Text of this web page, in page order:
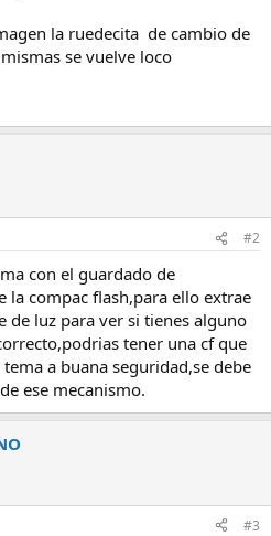
la ruedecita de cambio de
se vuelve loco
#2
con el guardado de
la compac flash,para ello extrae
de luz para ver si tienes alguno
tener una cf que
a buana seguridad,se debe
ese mecanismo.
#3